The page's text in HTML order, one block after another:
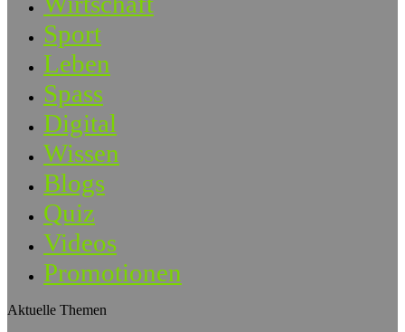
Sport
Leben
Spass
Digital
Wissen
Blogs
Quiz
Videos
Promotionen
Aktuelle Themen